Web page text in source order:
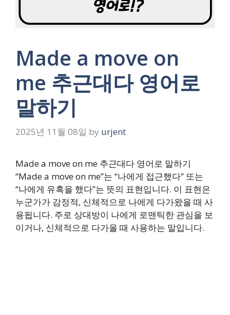
Made a move on
me 추근대다 영어로
말하기
2025년 11월 08일 by urjent
Made a move on me 추근대다 영어로 말하기
“Made a move on me”는 “나에게 접근했다” 또는
“나에게 유혹을 했다”는 뜻의 표현입니다. 이 표현은
누군가가 감정적, 신체적으로 나에게 다가왔을 때 사
용됩니다. 주로 상대방이 나에게 로맨틱한 관심을 보
이거나, 신체적으로 다가올 때 사용하는 말입니다.